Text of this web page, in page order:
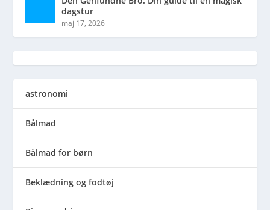
dagstur
maj 17, 2026
astronomi
Bålmad
Bålmad for børn
Beklædning og fodtøj